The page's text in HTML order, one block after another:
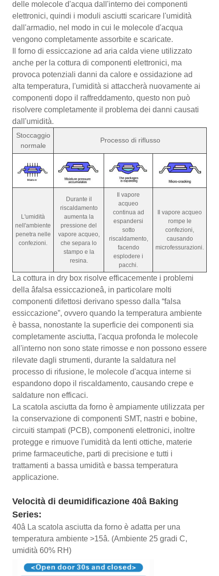
delle molecole d'acqua dall'interno dei componenti
elettronici, quindi i moduli asciutti scaricare l'umidità
dall'armadio, nel modo in cui le molecole d'acqua
vengono completamente assorbite e scaricate.
Il forno di essiccazione ad aria calda viene utilizzato
anche per la cottura di componenti elettronici, ma
provoca potenziali danni da calore e ossidazione ad
alta temperatura, l'umidità si attaccherà nuovamente ai
componenti dopo il raffreddamento, questo non può
risolvere completamente il problema dei danni causati
dall'umidità.
Stoccaggio
normale
Processo di riflusso
L'umidità
nell'ambiente
penetra nelle
confezioni.
Durante il
riscaldamento
aumenta la
pressione del
vapore acqueo,
che separa lo
stampo e la
resina.
Il vapore
acqueo
continua ad
espandersi
sotto
riscaldamento,
facendo
esplodere i
pacchi.
Il vapore acqueo
rompe le
confezioni,
causando
microfessurazioni.
La cottura in dry box risolve efficacemente i problemi
della âfalsa essiccazioneâ, in particolare molti
componenti difettosi derivano spesso dalla “falsa
essiccazione”, ovvero quando la temperatura ambiente
è bassa, nonostante la superficie dei componenti sia
completamente asciutta, l'acqua profonda le molecole
all'interno non sono state rimosse e non possono essere
rilevate dagli strumenti, durante la saldatura nel
processo di rifusione, le molecole d'acqua interne si
espandono dopo il riscaldamento, causando crepe e
saldature non efficaci.
La scatola asciutta da forno è ampiamente utilizzata per
la conservazione di componenti SMT, nastri e bobine,
circuiti stampati (PCB), componenti elettronici, inoltre
protegge e rimuove l'umidità da lenti ottiche, materie
prime farmaceutiche, parti di precisione e tutti i
trattamenti a bassa umidità e bassa temperatura
applicazione.
Velocità di deumidificazione 40â Baking
Series:
40â La scatola asciutta da forno è adatta per una
temperatura ambiente >15â. (Ambiente 25 gradi C,
umidità 60% RH)